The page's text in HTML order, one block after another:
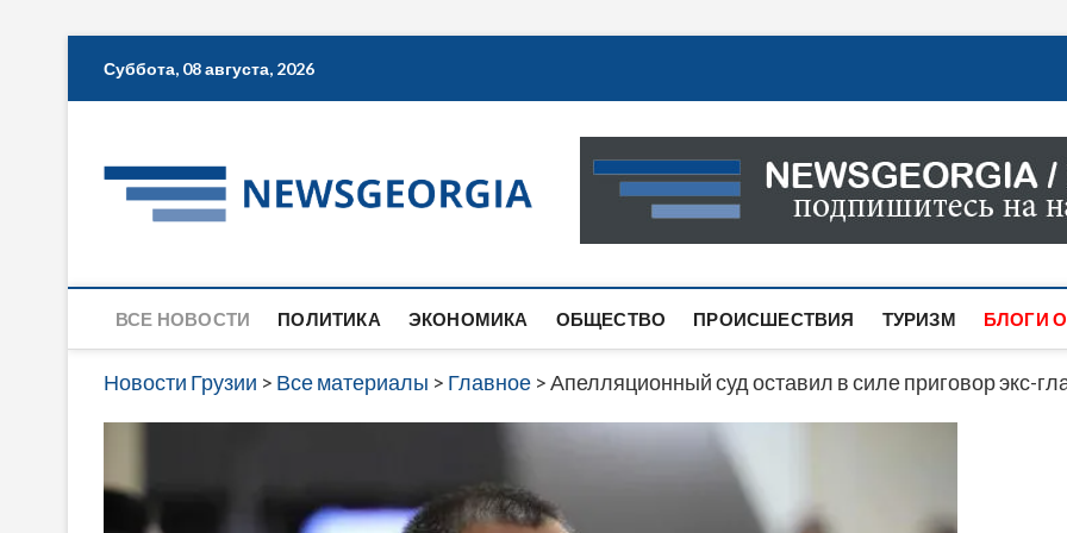
Суббота, 08 августа, 2026
Новости Грузии
САМАЯ АКТУАЛЬНАЯ ИНФОРМАЦИЯ О СОБЫТИЯХ
САЙТЕ ВЫ НАЙДЕТЕ НОВОСТИ ПОЛИТИКИ,
ВСЕ НОВОСТИ ПОЛИТИКА ЭКОНОМИКА ОБЩЕСТВО ПРОИСШЕСТВИЯ ТУРИЗМ БЛОГИ
Новости Грузии > Все материалы > Главное >Апелляционный суд оставил в силе приговор экс-